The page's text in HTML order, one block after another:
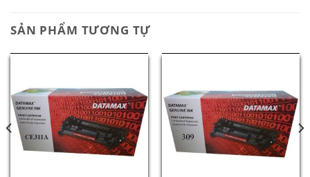
SẢN PHẨM TƯƠNG TỰ